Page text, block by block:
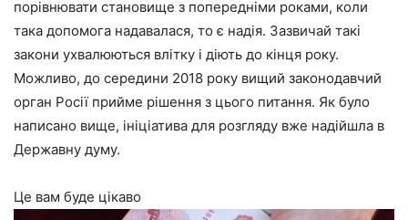
порівнювати становище з попередніми роками, коли
така допомога надавалася, то є надія. Зазвичай такі
закони ухвалюються влітку і діють до кінця року.
Можливо, до середини 2018 року вищий законодавчий
орган Росії прийме рішення з цього питання. Як було
написано вище, ініціатива для розгляду вже надійшла в
Державну думу.
Це вам буде цікаво